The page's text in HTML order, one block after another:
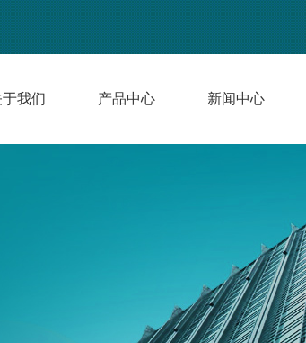
于我们 产品中心 新闻中心